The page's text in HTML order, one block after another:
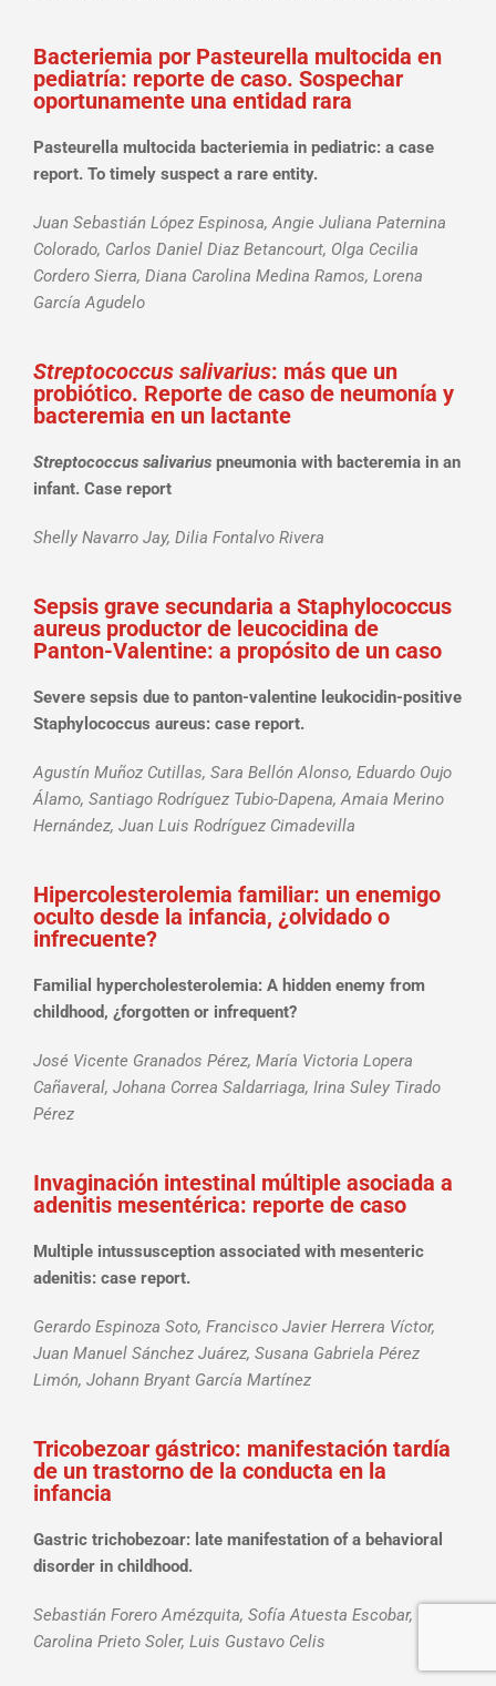
Bacteriemia por Pasteurella multocida en
pediatría: reporte de caso. Sospechar
oportunamente una entidad rara
Pasteurella multocida bacteriemia in pediatric: a case
report. To timely suspect a rare entity.
Juan Sebastián López Espinosa, Angie Juliana Paternina
Colorado, Carlos Daniel Diaz Betancourt, Olga Cecilia
Cordero Sierra, Diana Carolina Medina Ramos, Lorena
García Agudelo
Streptococcus salivarius: más que un
probiótico. Reporte de caso de neumonía y
bacteremia en un lactante
Streptococcus salivarius pneumonia with bacteremia in an
infant. Case report
Shelly Navarro Jay, Dilia Fontalvo Rivera
Sepsis grave secundaria a Staphylococcus
aureus productor de leucocidina de
Panton-Valentine: a propósito de un caso
Severe sepsis due to panton-valentine leukocidin-positive
Staphylococcus aureus: case report.
Agustín Muñoz Cutillas, Sara Bellón Alonso, Eduardo Oujo
Álamo, Santiago Rodríguez Tubio-Dapena, Amaia Merino
Hernández, Juan Luis Rodríguez Cimadevilla
Hipercolesterolemia familiar: un enemigo
oculto desde la infancia, ¿olvidado o
infrecuente?
Familial hypercholesterolemia: A hidden enemy from
childhood, ¿forgotten or infrequent?
José Vicente Granados Pérez, María Victoria Lopera
Cañaveral, Johana Correa Saldarriaga, Irina Suley Tirado
Pérez
Invaginación intestinal múltiple asociada a
adenitis mesentérica: reporte de caso
Multiple intussusception associated with mesenteric
adenitis: case report.
Gerardo Espinoza Soto, Francisco Javier Herrera Víctor,
Juan Manuel Sánchez Juárez, Susana Gabriela Pérez
Limón, Johann Bryant García Martínez
Tricobezoar gástrico: manifestación tardía
de un trastorno de la conducta en la
infancia
Gastric trichobezoar: late manifestation of a behavioral
disorder in childhood.
Sebastián Forero Amézquita, Sofía Atuesta Escobar,
Carolina Prieto Soler, Luis Gustavo Celis